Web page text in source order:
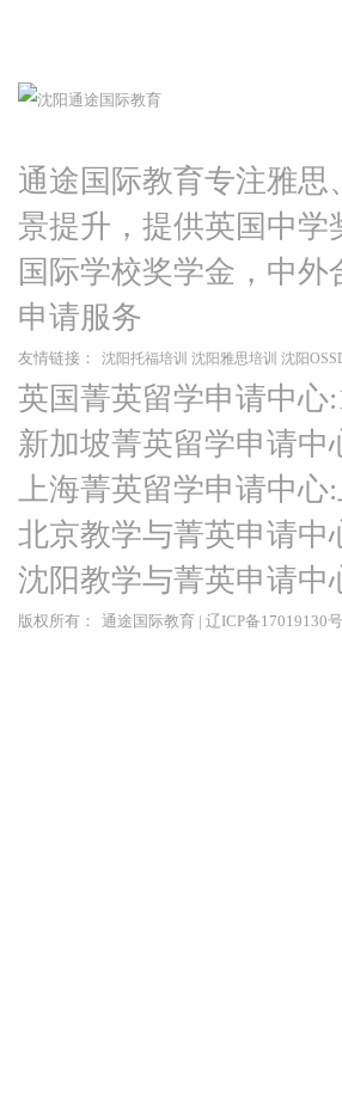
通途国际教育专注雅
景提升，提供英国中
国际学校奖学金，中
申请服务
友情链接： 沈阳托福培训 沈阳雅思培训 沈阳
英国菁英留学申请中心
新加坡菁英留学申请中
上海菁英留学申请中心
北京教学与菁英申请中
沈阳教学与菁英申请
版权所有： 通途国际教育 | 辽ICP备17019130